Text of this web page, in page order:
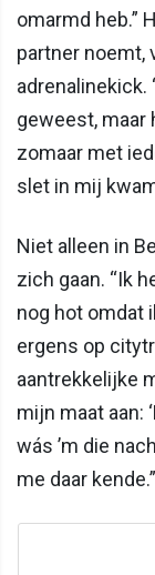
omarmd heb.”
partner noemt,
adrenalinekick.
geweest, maar
zomaar met
slet in mij
Niet alleen in
zich gaan. “Ik
nog hot omdat
ergens op
aantrekkelijke
mijn maat aan:
wás ’m die
me daar